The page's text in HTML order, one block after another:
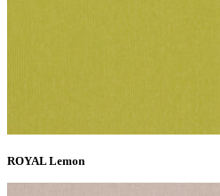
ROYAL Lemon